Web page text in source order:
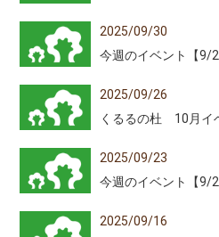
2025/09/30
今週のイベント【9/
2025/09/26
くるるの杜 10月イ
2025/09/23
今週のイベント【9/
2025/09/16